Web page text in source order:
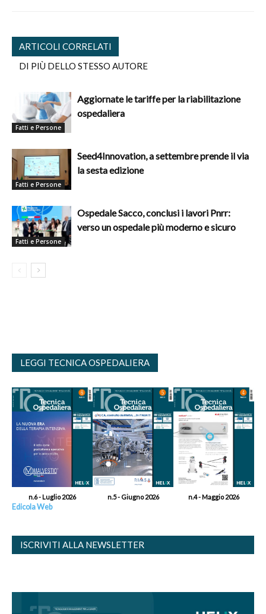
ARTICOLI CORRELATI
DI PIÙ DELLO STESSO AUTORE
Fatti e Persone
Aggiornate le tariffe per la riabilitazione
ospedaliera
Fatti e Persone
Seed4Innovation, a settembre prende il via
la sesta edizione
Fatti e Persone
Ospedale Sacco, conclusi i lavori Pnrr:
verso un ospedale più moderno e sicuro
LEGGI TECNICA OSPEDALIERA
n.6 - Luglio 2026 n.5 - Giugno 2026 n.4 - Maggio 2026
Edicola Web
ISCRIVITI ALLA NEWSLETTER